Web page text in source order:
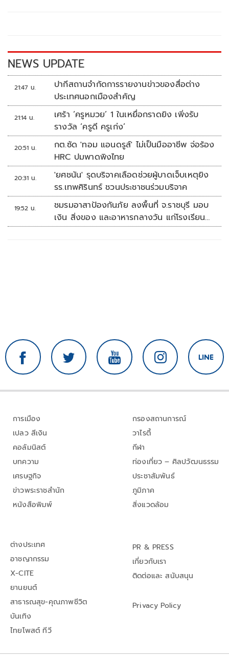
k k
NEWS UPDATE
21:47 น.
ปากีสถานจำกัดการรายงานข่าวของสื่อต่าง
ประเทศนอกเมืองสำคัญ
21:14 น.
เศร้า ‘ครูหมวย’ 1 ในเหยื่อกราดยิง เพิ่งรับ
รางวัล ‘ครูดี ครูเก่ง’
20:51 น.
กต.ซัด 'ทอม แอนดรูส์' ไม่เป็นมืออาชีพ จ่อร้อง
HRC ปมพาดพิงไทย
20:31 น.
'ยศชนัน' รุดบริจาคเลือดช่วยผู้บาดเจ็บเหตุยิง
รร.เทพศิรินทร์ ชวนประชาชนร่วมบริจาค
19:52 น.
ชมรมอาสาป้องกันภัย ลงพื้นที่ จ.ราชบุรี มอบ
เงิน สิ่งของ และอาหารกลางวัน แก่โรงเรียน
บ้านหนองน้ำใส
การเมือง
เปลว สีเงิน
คอลัมนิสต์
บทความ
เศรษฐกิจ
ข่าวพระราชสำนัก
หนังสือพิมพ์
กรองสถานการณ์
วาไรตี้
กีฬา
ท่องเที่ยว – ศิลปวัฒนธรรม
ประชาสัมพันธ์
ภูมิภาค
สิ่งแวดล้อม
ต่างประเทศ
อาชญากรรม
X-CITE
ยานยนต์
สาธารณสุข-คุณภาพชีวิต
บันเทิง
ไทยโพสต์ ทีวี
PR & PRESS
เกี่ยวกับเรา
ติดต่อและ สนับสนุน
Privacy Policy